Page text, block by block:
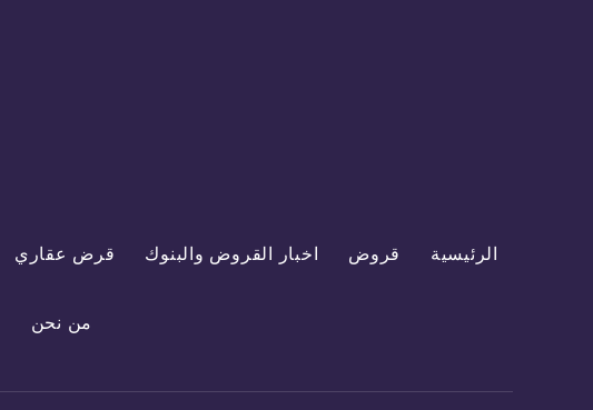
الرئيسية قروض اخبار القروض والبنوك قرض عقاري
من نحن